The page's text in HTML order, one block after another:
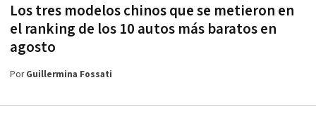
Los tres modelos chinos que se metieron en
el ranking de los 10 autos más baratos en
agosto
PorGuillermina Fossati